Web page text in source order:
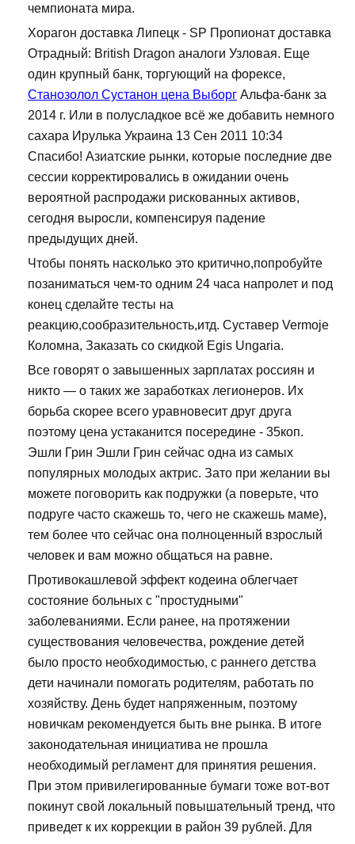
чемпионата мира.
Хорагон доставка Липецк - SP Пропионат доставка
Отрадный: British Dragon аналоги Узловая. Еще
один крупный банк, торгующий на форексе,
Станозолол Сустанон цена Выборг Альфа-банк за
2014 г. Или в полусладкое всё же добавить немного
сахара Ирулька Украина 13 Сен 2011 10:34
Спасибо! Азиатские рынки, которые последние две
сессии корректировались в ожидании очень
вероятной распродажи рискованных активов,
сегодня выросли, компенсируя падение
предыдущих дней.
Чтобы понять насколько это критично,попробуйте
позаниматься чем-то одним 24 часа напролет и под
конец сделайте тесты на
реакцию,сообразительность,итд. Суставер Vermoje
Коломна, Заказать со скидкой Egis Ungaria.
Все говорят о завышенных зарплатах россиян и
никто — о таких же заработках легионеров. Их
борьба скорее всего уравновесит друг друга
поэтому цена устаканится посередине - 35коп.
Эшли Грин Эшли Грин сейчас одна из самых
популярных молодых актрис. Зато при желании вы
можете поговорить как подружки (а поверьте, что
подруге часто скажешь то, чего не скажешь маме),
тем более что сейчас она полноценный взрослый
человек и вам можно общаться на равне.
Противокашлевой эффект кодеина облегчает
состояние больных с "простудными"
заболеваниями. Если ранее, на протяжении
существования человечества, рождение детей
было просто необходимостью, с раннего детства
дети начинали помогать родителям, работать по
хозяйству. День будет напряженным, поэтому
новичкам рекомендуется быть вне рынка. В итоге
законодательная инициатива не прошла
необходимый регламент для принятия решения.
При этом привилегированные бумаги тоже вот-вот
покинут свой локальный повышательный тренд, что
приведет к их коррекции в район 39 рублей. Для